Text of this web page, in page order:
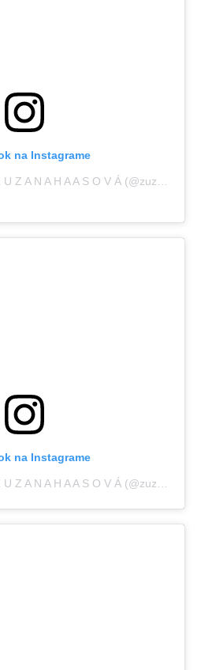
na Instagrame
Príspevok, ktorý zdieľa Z U Z A N A H A A S O V Á (@zuzana.haasova)
na Instagrame
Príspevok, ktorý zdieľa Z U Z A N A H A A S O V Á (@zuzana.haasova)